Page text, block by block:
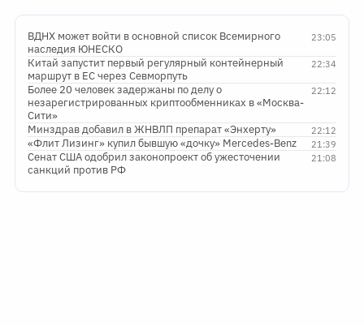
23:05
ВДНХ может войти в основной список Всемирного
наследия ЮНЕСКО
22:34
Китай запустит первый регулярный контейнерный
маршрут в ЕС через Севморпуть
22:12
Более 20 человек задержаны по делу о
незарегистрированных криптообменниках в «Москва-
Сити»
22:12
Минздрав добавил в ЖНВЛП препарат «Энхерту»
21:39
«Флит Лизинг» купил бывшую «дочку» Mercedes-Benz
21:08
Сенат США одобрил законопроект об ужесточении
санкций против РФ